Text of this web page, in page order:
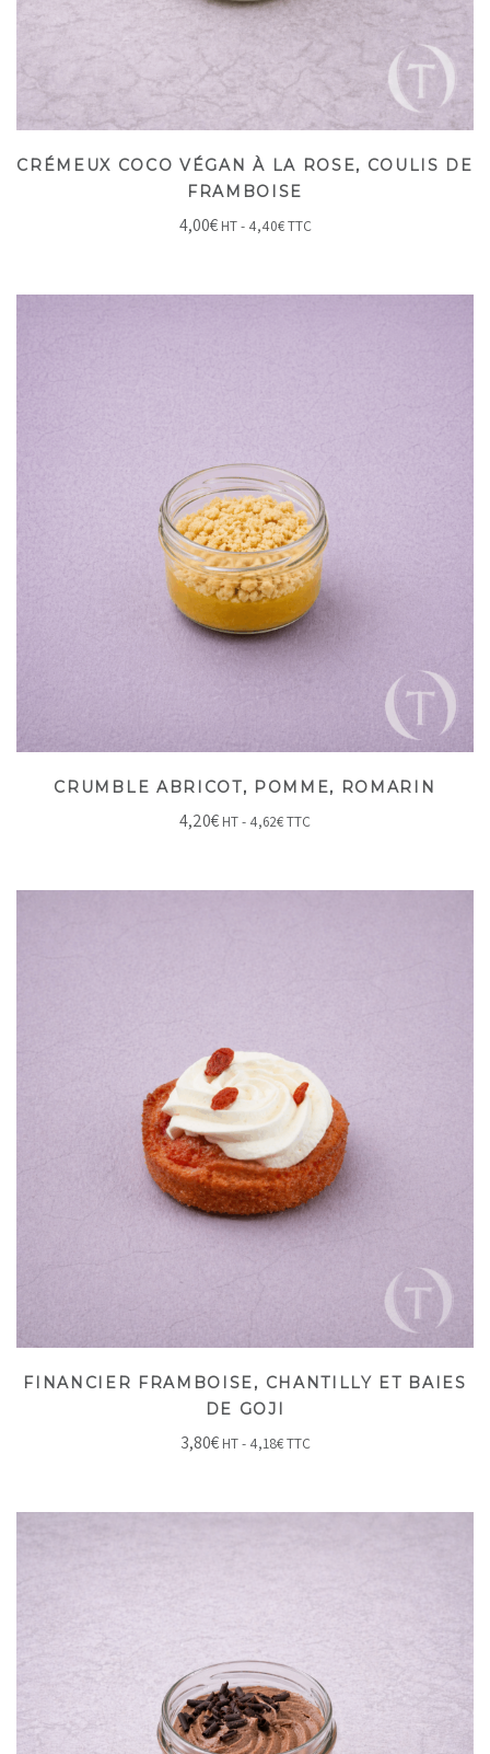
CRÉMEUX COCO VÉGAN À LA ROSE, COULIS DE
FRAMBOISE
4,00€ HT - 4,40€TTC
CRUMBLE ABRICOT, POMME, ROMARIN
4,20€ HT - 4,62€TTC
FINANCIER FRAMBOISE, CHANTILLY ET BAIES
DE GOJI
3,80€ HT - 4,18€TTC